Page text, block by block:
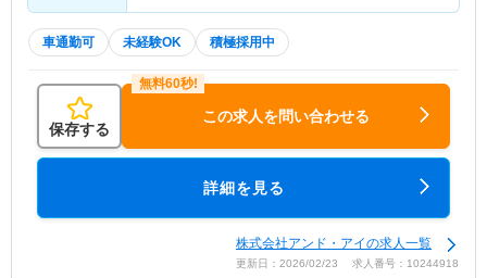
車通勤可 未経験OK 積極採用中
保存する
この求人を問い合わせる
詳細を見る
株式会社アンド・アイの求人一覧
更新日：2026/02/23 求人番号：10244918